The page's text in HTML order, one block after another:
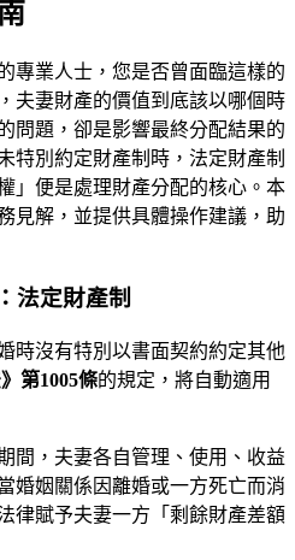
專業人士，您是否曾面臨這樣的
夫妻財產的價值到底該以哪個時
問題，卻是影響最終分配結果的
特別約定財產制時，法定財產制
」便是處理財產分配的核心。本
見解，並提供具體操作建議，助
法定財產制
時沒有特別以書面契約約定其他
》第1005條的規定，將自動適用
間，夫妻各自管理、使用、收益
婚姻關係因離婚或一方死亡而消
律賦予夫妻一方「剩餘財產差額